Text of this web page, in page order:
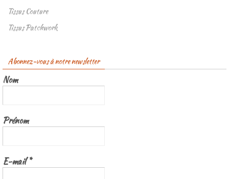
Tissus Couture
Tissus Patchwork
Abonnez-vous à notre newsletter
Nom
Prénom
E-mail*